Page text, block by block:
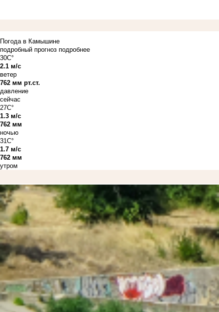
Погода в Камышине
подробный прогноз подробнее
30C°
2.1 м/с
ветер
762 мм рт.ст.
давление
сейчас
27C°
1.3 м/с
762 мм
ночью
31C°
1.7 м/с
762 мм
утром